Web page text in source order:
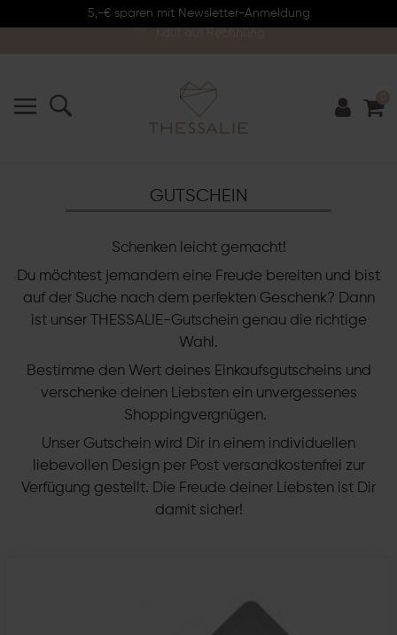
5,-€ sparen mit Newsletter-Anmeldung
Kostenloser Versand
925 Sterling Silber
GUTSCHEIN
Schenken leicht gemacht!
Du möchtest jemandem eine Freude bereiten und bist
auf der Suche nach dem perfekten Geschenk? Dann
ist unser THESSALIE-Gutschein genau die richtige
Wahl.
Bestimme den Wert deines Einkaufsgutscheins und
verschenke deinen Liebsten ein unvergessenes
Shoppingvergnügen.
Unser Gutschein wird Dir in einem individuellen
liebevollen Design per Post versandkostenfrei zur
Verfügung gestellt. Die Freude deiner Liebsten ist Dir
damit sicher!